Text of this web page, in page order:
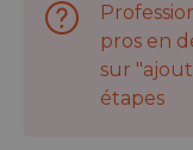
pros en
sur
étapes